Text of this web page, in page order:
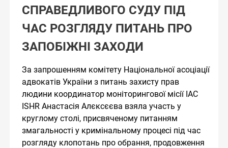
СПРАВЕДЛИВОГО СУДУ ПІД
ЧАС РОЗГЛЯДУ ПИТАНЬ ПРО
ЗАПОБІЖНІ ЗАХОДИ
За запрошенням комітету Національної асоціації
адвокатів України з питань захисту прав
людини координатор моніторингової місії IAC
ISHR Анастасія Алєксєєва взяла участь у
круглому столі, присвяченому питанням
змагальності у кримінальному процесі під час
розгляду клопотань про обрання, продовження